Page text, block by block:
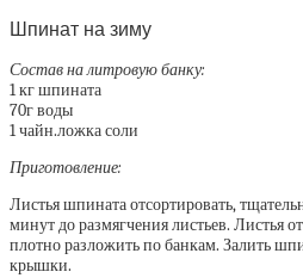
Шпинат на зиму
Состав на литровую банку:
1 кг шпината
70г воды
1 чайн.ложка соли
Приготовление:
Листья шпината отсортировать,
минут до размягчения листьев. Листья
плотно разложить по банкам. Залить
крышки.